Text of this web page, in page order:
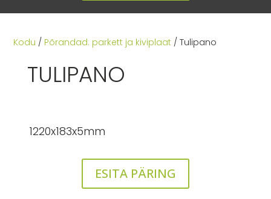
Kodu / Põrandad: parkett ja kiviplaat / Tulipano
TULIPANO
1220x183x5mm
ESITA PÄRING